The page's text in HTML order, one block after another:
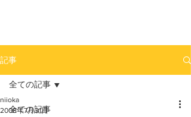
記事
全ての記事
全ての記事
niioka
2008年7月31日